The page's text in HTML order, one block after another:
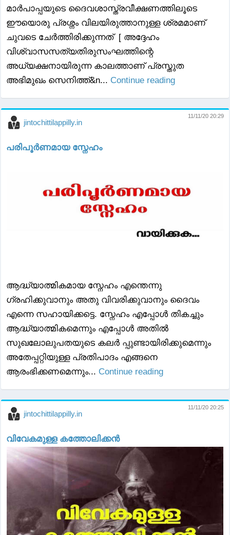
മാർപാപ്പയുടെ ദൈവശാസ്ത്രവീക്ഷണത്തിലൂടെ
ഈയൊരു പ്രശ്നം വിലയിരുത്താനുള്ള ശ്രമമാണ്
ചുവടെ ചേർത്തിരിക്കുന്നത് [ അദ്ദേഹം
വിശ്വാസസത്യതിരുസംഘത്തിന്റെ
അധ്യക്ഷനായിരുന്ന കാലത്താണ് പ്രസ്തുത
അഭിമുഖം സെനിത്ത്&n... Continue reading
jintochittilappilly.in
11/11/20 20:29
പരിപൂർണമായ സ്നേഹം
ആദ്ധ്യാത്മികമായ സ്നേഹം എന്തെന്നു
ഗ്രഹിക്കുവാനും അതു വിവരിക്കുവാനും ദൈവം
എന്നെ സഹായിക്കട്ടെ. സ്നേഹം എപ്പോൾ തികച്ചും
ആദ്ധ്യാത്മികമെന്നും എപ്പോൾ അതിൽ
സുഖലോലുപതയുടെ കലർ പ്പുണ്ടായിരിക്കുമെന്നും
അതേപ്പറ്റിയുള്ള പ്രതിപാദം എങ്ങനെ
ആരംഭിക്കണമെന്നും... Continue reading
jintochittilappilly.in
11/11/20 20:25
വിവേകമുള്ള കത്തോലിക്കൻ